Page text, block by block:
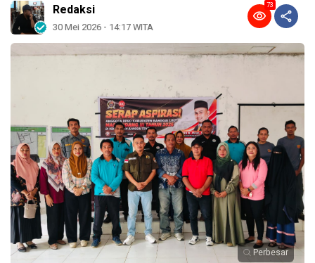
Redaksi
30 Mei 2026 - 14:17 WITA
73
Perbesar